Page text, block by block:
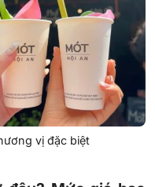
vị đặc biệt